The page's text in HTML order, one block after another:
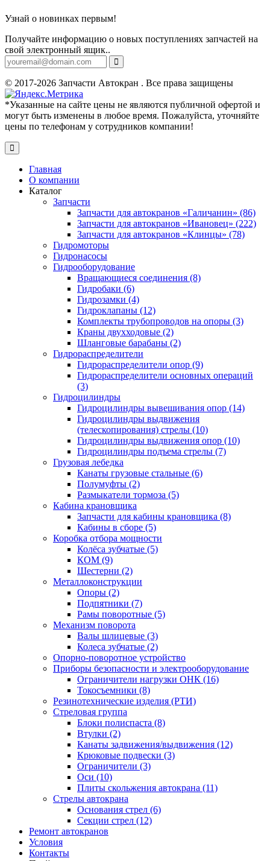
Узнай о новинках первым!
Получайте информацию о новых поступлениях запчастей на
свой электронный ящик..
© 2017-2026 Запчасти Автокран . Все права защищены
*Указанные на сайте цены не являются публичной офертой и
могут быть изменены в любое время. Пожалуйста, уточняйте
цены по телефонам у сотрудников компании!
Главная
О компании
Каталог
Запчасти
Запчасти для автокранов «Галичанин» (86)
Запчасти для автокранов «Ивановец» (222)
Запчасти для автокранов «Клинцы» (78)
Гидромоторы
Гидронасосы
Гидрооборудование
Вращающиеся соединения (8)
Гидробаки (6)
Гидрозамки (4)
Гидроклапаны (12)
Комплекты трубопроводов на опоры (3)
Краны двухходовые (2)
Шланговые барабаны (2)
Гидрораспределители
Гидрораспределители опор (9)
Гидрораспределители основных операций
(3)
Гидроцилиндры
Гидроцилиндры вывешивания опор (14)
Гидроцилиндры выдвижения
(телескопирования) стрелы (10)
Гидроцилиндры выдвижения опор (10)
Гидроцилиндры подъема стрелы (7)
Грузовая лебедка
Канаты грузовые стальные (6)
Полумуфты (2)
Размыкатели тормоза (5)
Кабина крановщика
Запчасти для кабины крановщика (8)
Кабины в сборе (5)
Коробка отбора мощности
Колёса зубчатые (5)
КОМ (9)
Шестерни (2)
Металлоконструкции
Опоры (2)
Подпятники (7)
Рамы поворотные (5)
Механизм поворота
Валы шлицевые (3)
Колеса зубчатые (2)
Опорно-поворотное устройство
Приборы безопасности и электрооборудование
Ограничители нагрузки ОНК (16)
Токосъемники (8)
Резинотехнические изделия (РТИ)
Стреловая группа
Блоки полиспаста (8)
Втулки (2)
Канаты задвижения/выдвижения (12)
Крюковые подвески (3)
Ограничители (3)
Оси (10)
Плиты скольжения автокрана (11)
Стрелы автокрана
Основания стрел (6)
Секции стрел (12)
Ремонт автокранов
Условия
Контакты